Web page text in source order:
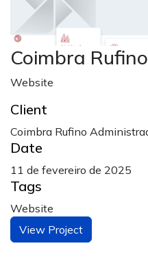
Coimbra
Website
Client
Coimbra Rufino
Date
11 de fevereiro de 2025
Tags
Website
View Project